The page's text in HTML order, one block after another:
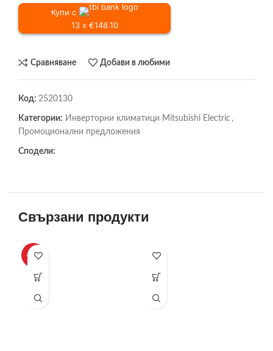
Купи с
13 x €148.10
Сравняване Добави в любими
Код: 2520130
Категории: Инверторни климатици Mitsubishi Electric ,
Промоционални предложения
Сподели:
Свързани продукти
-10%